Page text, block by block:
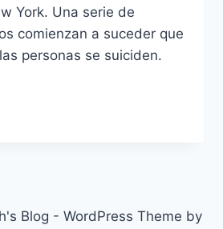
York. Una serie de
comienzan a suceder que
personas se suiciden.
Blog - WordPress Theme by